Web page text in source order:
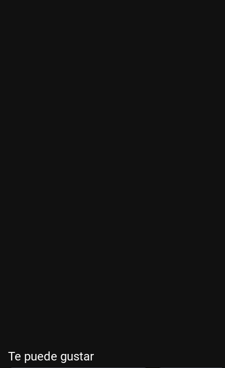
Te puede gustar